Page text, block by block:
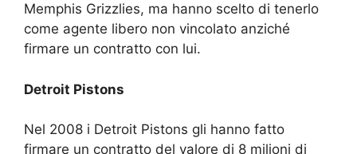
Memphis Grizzlies, ma hanno scelto di tenerlo
come agente libero non vincolato anziché
firmare un contratto con lui.
Detroit Pistons
Nel 2008 i Detroit Pistons gli hanno fatto
firmare un contratto del valore di 8 milioni di